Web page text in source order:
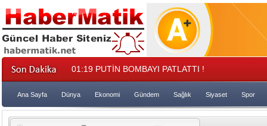
01:19 PUTİN BOMBAYI PATLATTI !
Ana Sayfa Dünya Ekonomi Gündem Sağlık Siyaset Spor